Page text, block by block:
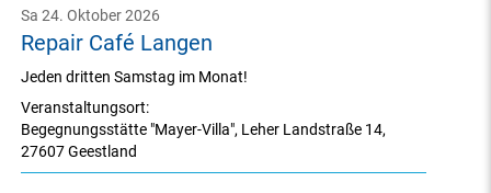
Repair Café Langen
Sa 24. Oktober 2026
Veranstaltungsort:
Begegnungsstätte "Mayer-Villa", Leher Landstraße 14,
27607 Geestland
Jeden dritten Samstag im Monat!